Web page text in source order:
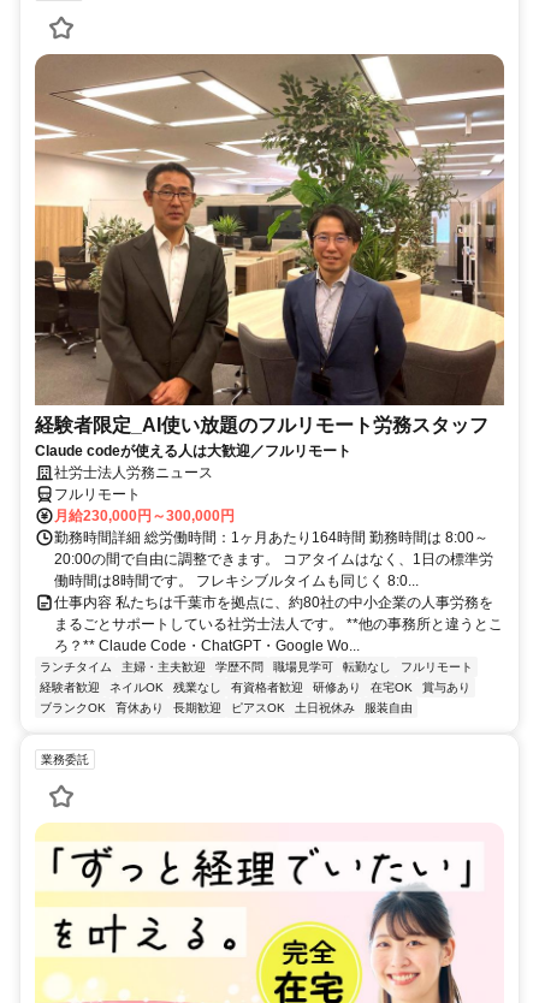
経験者限定_AI使い放題のフルリモート労務スタッフ
Claude codeが使える人は大歓迎／フルリモート
社労士法人労務ニュース
フルリモート
月給230,000円～300,000円
勤務時間詳細 総労働時間：1ヶ月あたり164時間 勤務時間は 8:00～
20:00の間で自由に調整できます。 コアタイムはなく、1日の標準労
働時間は8時間です。 フレキシブルタイムも同じく 8:0...
仕事内容 私たちは千葉市を拠点に、約80社の中小企業の人事労務を
まるごとサポートしている社労士法人です。 **他の事務所と違うとこ
ろ？** Claude Code・ChatGPT・Google Wo...
ランチタイム 主婦・主夫歓迎 学歴不問 職場見学可 転勤なし
フルリモート
経験者歓迎
ネイルOK 残業なし 有資格者歓迎 研修あり 在宅OK
賞与あり
ブランクOK
育休あり 長期歓迎 ピアスOK 土日祝休み 服装自由
業務委託